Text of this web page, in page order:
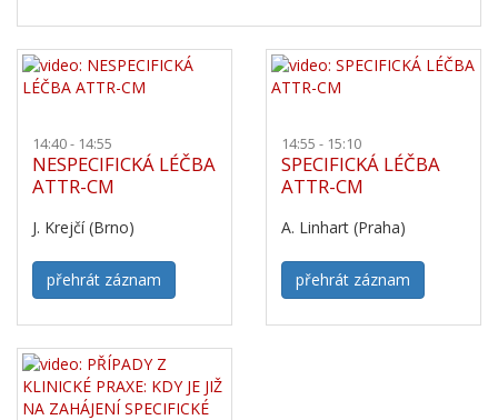
14:40 - 14:55
NESPECIFICKÁ LÉČBA
ATTR-CM
J. Krejčí (Brno)
přehrát záznam
14:55 - 15:10
SPECIFICKÁ LÉČBA
ATTR-CM
A. Linhart (Praha)
přehrát záznam